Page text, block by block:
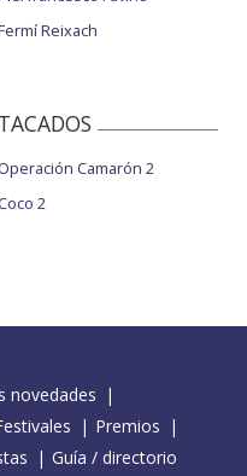
Reixach
Camarón 2
2
novedades
Premios
Guía / directorio